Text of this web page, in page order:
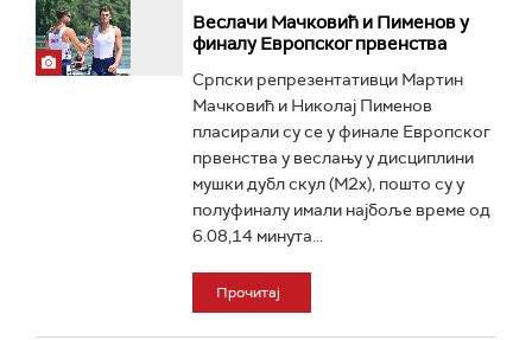
Веслачи Мачковић и Пименов у
финалу Европског првенства
Српски репрезентативци Мартин
Мачковић и Николај Пименов
пласирали су се у финале Европског
првенства у веслању у дисциплини
мушки дубл скул (М2x), пошто су у
полуфиналу имали најбоље време од
6.08,14 минута...
Прочитај